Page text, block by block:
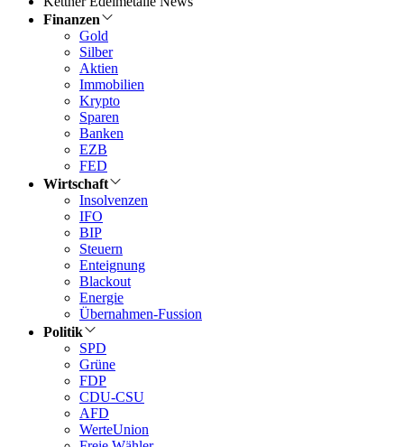
Finanzen
Gold
Silber
Aktien
Immobilien
Krypto
Sparen
Banken
EZB
FED
Wirtschaft
Insolvenzen
IFO
BIP
Steuern
Enteignung
Blackout
Energie
Übernahmen-Fussion
Politik
SPD
Grüne
FDP
CDU-CSU
AFD
WerteUnion